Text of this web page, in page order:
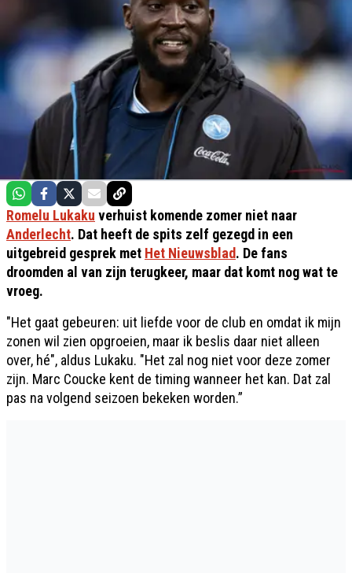
Romelu Lukaku verhuist komende zomer niet naar
Anderlecht. Dat heeft de spits zelf gezegd in een
uitgebreid gesprek met Het Nieuwsblad. De fans
droomden al van zijn terugkeer, maar dat komt nog wat te
vroeg.
"Het gaat gebeuren: uit liefde voor de club en omdat ik mijn
zonen wil zien opgroeien, maar ik beslis daar niet alleen
over, hé", aldus Lukaku. "Het zal nog niet voor deze zomer
zijn. Marc Coucke kent de timing wanneer het kan. Dat zal
pas na volgend seizoen bekeken worden.”